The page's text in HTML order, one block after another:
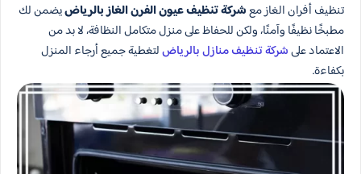
تنظيف أفران الغاز معشركة تنظيف عيون الفرن الغاز بالرياضيضمن لك
مطبخًا نظيفًا وآمنًا، ولكن للحفاظ على منزل متكامل النظافة، لا بد من
الاعتماد علىشركة تنظيف منازل بالرياضلتغطية جميع أرجاء المنزل
بكفاءة.